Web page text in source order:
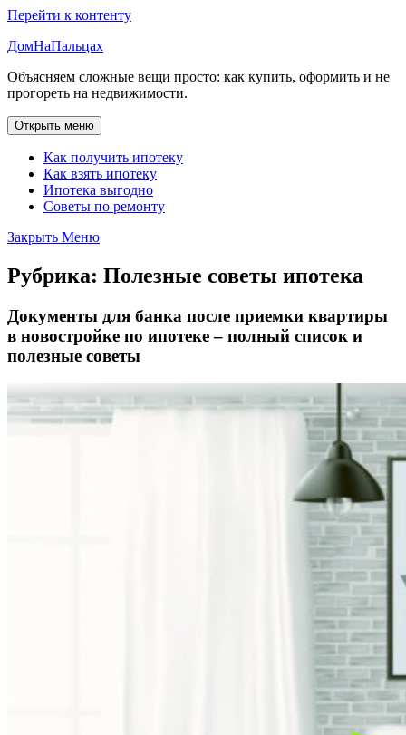
Перейти к контенту
ДомНаПальцах
Объясняем сложные вещи просто: как купить, оформить и не
прогореть на недвижимости.
Открыть меню
Как получить ипотеку
Как взять ипотеку
Ипотека выгодно
Советы по ремонту
Закрыть Меню
Рубрика: Полезные советы ипотека
Документы для банка после приемки квартиры
в новостройке по ипотеке – полный список и
полезные советы